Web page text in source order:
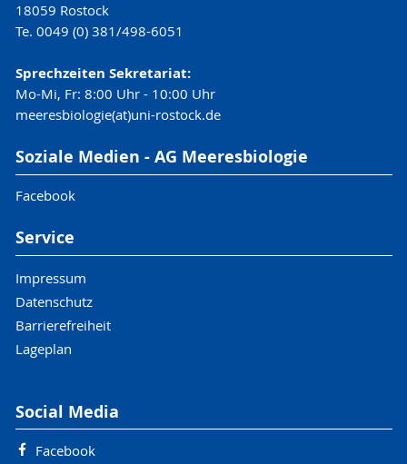
18059 Rostock
Te. 0049 (0) 381/498-6051
Sprechzeiten Sekretariat:
Mo-Mi, Fr: 8:00 Uhr - 10:00 Uhr
meeresbiologie(at)uni-rostock.de
Soziale Medien - AG Meeresbiologie
Facebook
Service
Impressum
Datenschutz
Barrierefreiheit
Lageplan
Social Media
Facebook